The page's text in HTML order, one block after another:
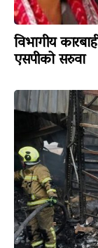
विभागीय
एसपीको सरुवा